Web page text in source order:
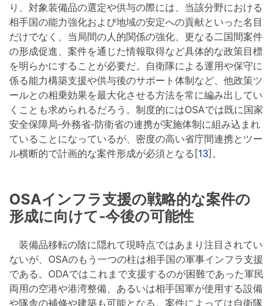
り、対象装備品の選定や供与の際には、当該分野における
相手国の能力強化および地域の安定への貢献といった名目
だけでなく、当局間の人的関係の強化、更なる二国間案件
の形成促進、案件を通じた情報取得など具体的な政策目標
を明らかにすることが必要だ。自衛隊による運用や保守に
係る能力構築支援や供与後のサポート体制など、他政策ツ
ールとの相乗効果を最大化させる方法を常に編み出してい
くことも求められるだろう。制度的にはOSAでは既に国家
安全保障局‐外務省‐防衛省の連携が実施体制に組み込まれ
ていることになっているが、密度の高い省庁間連携とツー
ル横断的で計画的な案件形成が必須となる[13]。
OSAインフラ支援の戦略的な案件の
形成に向けて‐今後の可能性
装備品移転の陰に隠れて現時点ではあまり注目されてい
ないが、OSAのもう一つの柱は相手国の軍事インフラ支援
である。ODAではこれまで支援するのが困難であった軍民
両用の空港や港湾整備、あるいは相手国軍が使用する設備
や隊舎の補修や建築も可能となる。案件によっては自衛隊